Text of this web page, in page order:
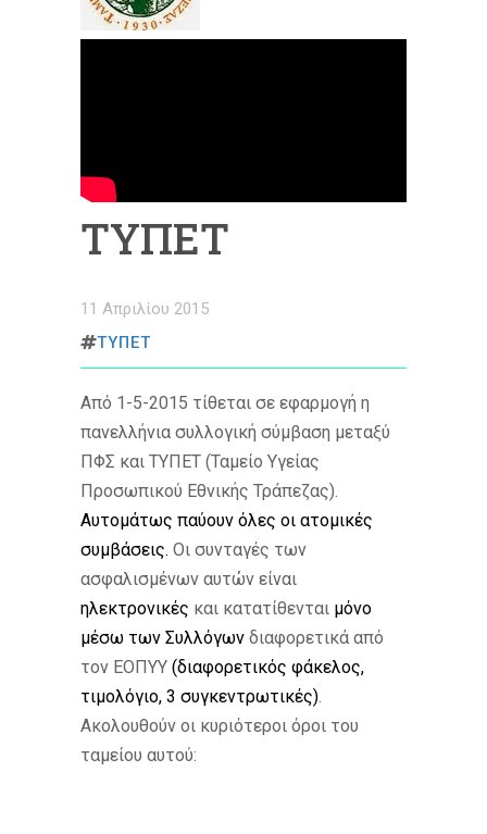
ΤΥΠΕΤ
11 Απριλίου 2015
ΤΥΠΕΤ
Από 1-5-2015 τίθεται σε εφαρμογή η
πανελλήνια συλλογική σύμβαση μεταξύ
ΠΦΣ και ΤΥΠΕΤ (Ταμείο Υγείας
Προσωπικού Εθνικής Τράπεζας).
Αυτομάτως παύουν όλες οι ατομικές
συμβάσεις. Οι συνταγές των
ασφαλισμένων αυτών είναι
ηλεκτρονικές και κατατίθενται μόνο
μέσω των Συλλόγων διαφορετικά από
τον ΕΟΠΥΥ (διαφορετικός φάκελος,
τιμολόγιο, 3 συγκεντρωτικές).
Ακολουθούν οι κυριότεροι όροι του
ταμείου αυτού: